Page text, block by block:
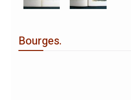
Bourges.